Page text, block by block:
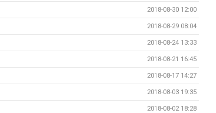
2018-08-30 12:00
2018-08-29 08:04
2018-08-24 13:33
2018-08-21 16:45
2018-08-17 14:27
2018-08-03 19:35
2018-08-02 18:28